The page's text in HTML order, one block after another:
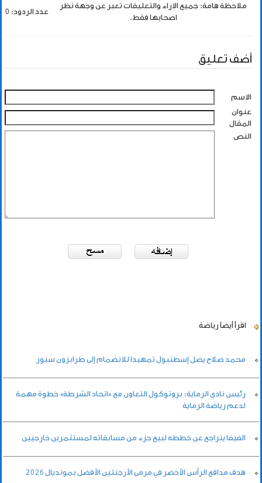
ملاحظة هامة: جميع الاراء والتعليقات تعبر عن وجهة نظر
اصحابها فقط.
عدد الردود: 0
أضف تعليق
الاسم
عنوان
المقال
النص
اقرأ أيضاً رياضة
محمد صلاح يصل إسطنبول تمهيدا للانضمام إلى طرابزون سبور
رئيس نادي الرماية: بروتوكول التعاون مع «اتحاد الشرطة» خطوة مهمة
لدعم رياضة الرماية
الفيفا يتراجع عن خططه لبيع جزء من مسابقاته لمستثمرين خارجيين
هدف مدافع الرأس الأخضر في مرمى الأرجنتين الأفضل بمونديال 2026